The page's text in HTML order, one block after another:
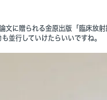
に贈られる金原出版「臨床放射
並行していけたらいいですね。